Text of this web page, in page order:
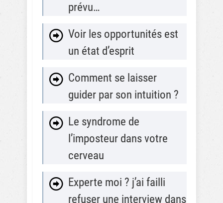
prévu…
Voir les opportunités est
un état d’esprit
Comment se laisser
guider par son intuition ?
Le syndrome de
l’imposteur dans votre
cerveau
Experte moi ? j’ai failli
refuser une interview dans